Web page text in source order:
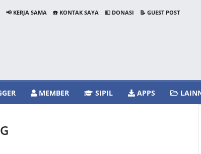
📢 KERJA SAMA ☎️ KONTAK SAYA 💵 DONASI
📝 GUEST POST
MEMBER SIPIL APPS